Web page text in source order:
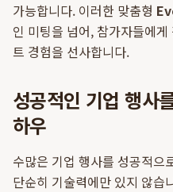
가능합니다. 이러한 맞춤형
인 미팅을 넘어, 참가자들에
트 경험을 선사합니다.
성공적인 기업 행사
하우
수많은 기업 행사를 성공적으
단순히 기술력에만 있지 않습